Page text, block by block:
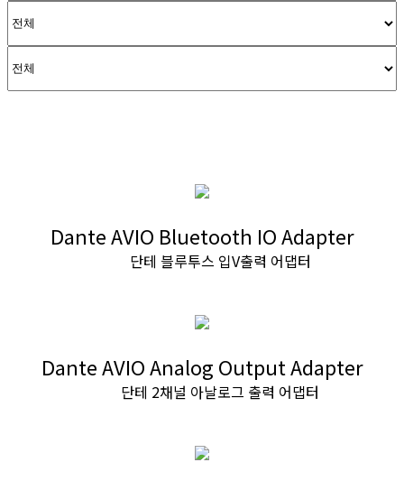
Dante AVIO Bluetooth IO Adapter
단테 블루투스 입V출력 어댑터
Dante AVIO Analog Output Adapter
단테 2채널 아날로그 출력 어댑터